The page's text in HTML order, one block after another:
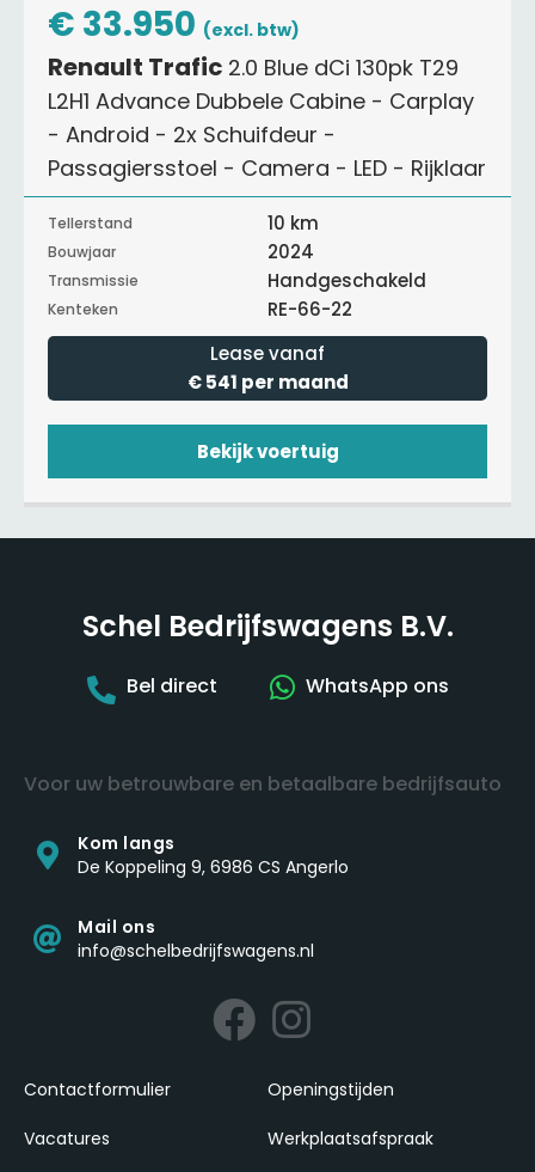
€ 33.950 (excl. btw)
Renault Trafic 2.0 Blue dCi 130pk T29
L2H1 Advance Dubbele Cabine - Carplay
- Android - 2x Schuifdeur -
Passagiersstoel - Camera - LED - Rijklaar
Tellerstand 10 km
Bouwjaar 2024
Transmissie Handgeschakeld
Kenteken
RE-66-22
Lease vanaf
€ 541 per maand
Bekijk voertuig
Schel Bedrijfswagens B.V.
Bel direct WhatsApp ons
Voor uw betrouwbare en betaalbare bedrijfsauto
Kom langs
De Koppeling 9, 6986 CS Angerlo
Mail ons
info@schelbedrijfswagens.nl
Contactformulier Openingstijden
Vacatures Werkplaatsafspraak